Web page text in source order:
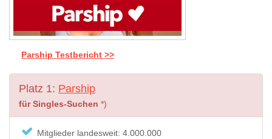
Parship Testbericht >>
Platz 1: Parship
für Singles-Suchen *)
Mitglieder landesweit: 4.000.000